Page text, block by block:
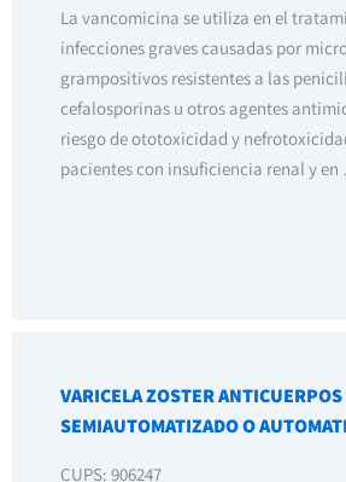
La vancomicina se utiliza en el
infecciones graves causadas por
grampositivos resistentes a las
cefalosporinas u otros agentes
riesgo de ototoxicidad y
pacientes con insuficiencia renal y
VARICELA ZOSTER ANTICUERPOS
SEMIAUTOMATIZADO O
CUPS: 906247